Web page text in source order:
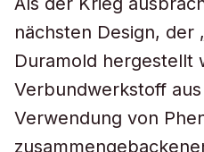
nächsten Design, der
Duramold hergestellt
Verbundwerkstoff
Verwendung von